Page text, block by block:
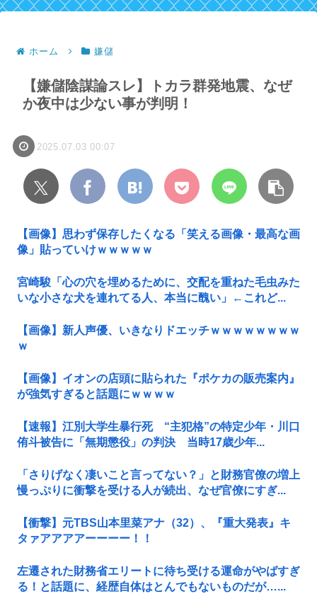
ホーム 嫌儲
【嫌儲陰謀論スレ】トカラ群発地震、なぜ
か夜中は少ない事が判明！
2025.07.03 00:07
【画像】思わず保存したくなる「笑える画像・最高な画
像」貼っていけｗｗｗｗｗ
宮崎駿「心の穴を埋めるために、交配を重ねた毛虫みた
いな小さな犬を連れてる人、本当に醜い」←これど...
【画像】新人声優、いきなりドエッチｗｗｗｗｗｗｗｗ
ｗ
【画像】イオンの店頭に貼られた『ポケカの販売案内』
が強気すぎると話題にｗｗｗｗ
【速報】江別大学生暴行死 “主犯格”の特定少年・川口
侑斗被告に「無期懲役」の判決 当時17歳少年...
「さりげなく凄いこと言ってない？」と財務官僚の増上
慢っぷりに衝撃を受ける人が続出、なぜ官僚にすぎ...
【衝撃】元TBS山本里菜アナ（32）、『重大発表』キ
タァアアアアーーーー！！
左遷された財務省エリートに待ち受ける運命がやばすぎ
る！と話題に、経歴自体はとんでもないものだが…...